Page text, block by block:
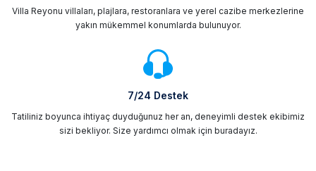
Villa Reyonu villaları, plajlara, restoranlara ve yerel cazibe merkezlerine
yakın mükemmel konumlarda bulunuyor.
7/24 Destek
Tatiliniz boyunca ihtiyaç duyduğunuz her an, deneyimli destek ekibimiz
sizi bekliyor. Size yardımcı olmak için buradayız.